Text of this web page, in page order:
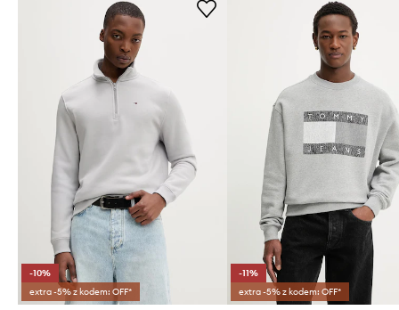
-10%
extra -5% z kodem: OFF*
-11%
extra -5% z kodem: OFF*